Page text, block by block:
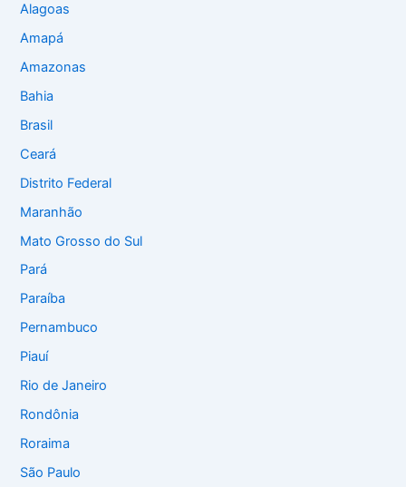
Alagoas
Amapá
Amazonas
Bahia
Brasil
Ceará
Distrito Federal
Maranhão
Mato Grosso do Sul
Pará
Paraíba
Pernambuco
Piauí
Rio de Janeiro
Rondônia
Roraima
São Paulo